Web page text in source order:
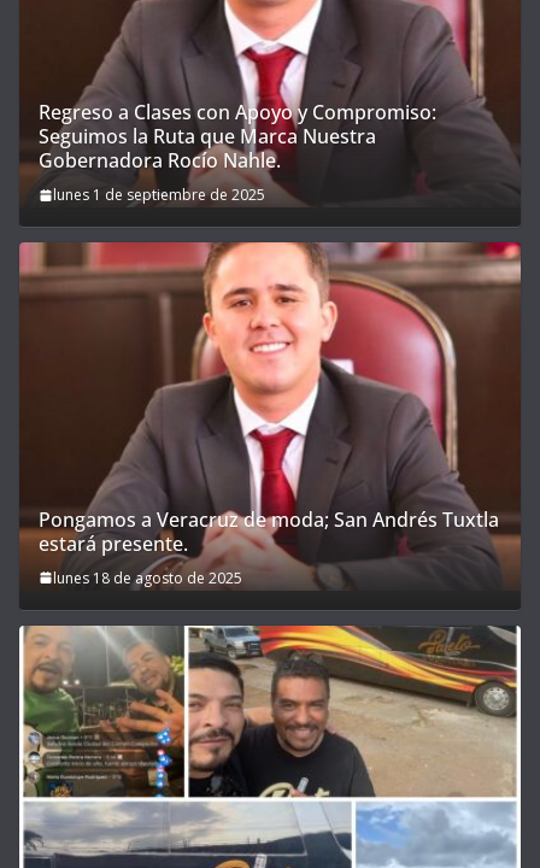
Regreso a Clases con Apoyo y Compromiso:
Seguimos la Ruta que Marca Nuestra
Gobernadora Rocío Nahle.
lunes 1 de septiembre de 2025
Pongamos a Veracruz de moda; San Andrés Tuxtla
estará presente.
lunes 18 de agosto de 2025